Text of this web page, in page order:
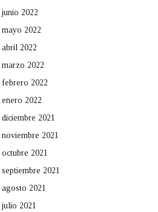
junio 2022
mayo 2022
abril 2022
marzo 2022
febrero 2022
enero 2022
diciembre 2021
noviembre 2021
octubre 2021
septiembre 2021
agosto 2021
julio 2021